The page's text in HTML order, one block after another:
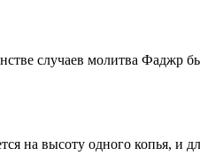
случаев молитва Фаджр
на высоту одного копья, и